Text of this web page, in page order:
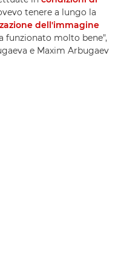
tenere a lungo la
dell'immagine
funzionato molto bene",
e Maxim Arbugaev